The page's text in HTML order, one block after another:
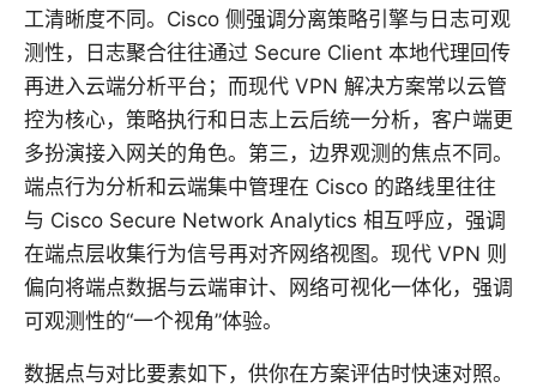
工清晰度不同。Cisco 侧强调分离策略引擎与日志可观
测性，日志聚合往往通过 Secure Client 本地代理回传
再进入云端分析平台；而现代 VPN 解决方案常以云管
控为核心，策略执行和日志上云后统一分析，客户端更
多扮演接入网关的角色。第三，边界观测的焦点不同。
端点行为分析和云端集中管理在 Cisco 的路线里往往
与 Cisco Secure Network Analytics 相互呼应，强调
在端点层收集行为信号再对齐网络视图。现代 VPN 则
偏向将端点数据与云端审计、网络可视化一体化，强调
可观测性的“一个视角”体验。
数据点与对比要素如下，供你在方案评估时快速对照。